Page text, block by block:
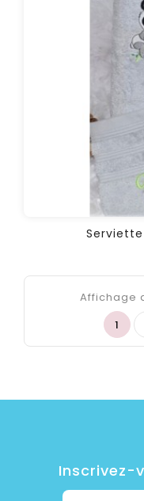
Serviette
Affichage
1
Inscrivez-